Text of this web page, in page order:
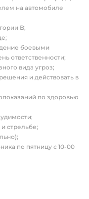
на автомобиле
B;
боевыми
ответственности;
вида угроз;
и действовать в
по здоровью
стрельбе;
по пятницу с 10-00